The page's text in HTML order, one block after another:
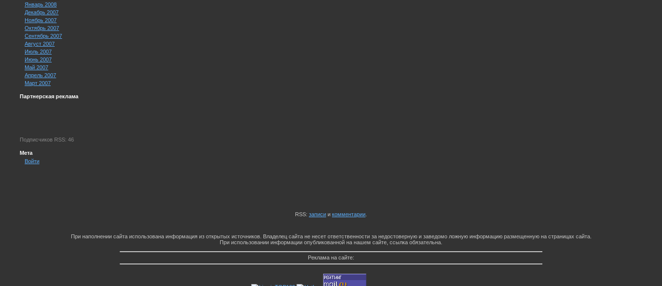
Январь 2008
Декабрь 2007
Ноябрь 2007
Октябрь 2007
Сентябрь 2007
Август 2007
Июль 2007
Июнь 2007
Май 2007
Апрель 2007
Март 2007
Партнерская реклама
Подписчиков RSS: 46
Мета
Войти
RSS: записи и комментарии
При наполнении сайта использована информация из открытых источников. Владелец сайта не несет ответственности за недостоверную и заведомо ложную информацию размещенную на страницах сайта.
При использовании информации опубликованной на нашем сайте, ссылка обязательна.
Реклама на сайте: